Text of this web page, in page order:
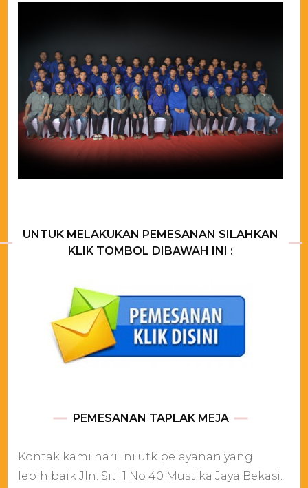
UNTUK MELAKUKAN PEMESANAN SILAHKAN
KLIK TOMBOL DIBAWAH INI :
PEMESANAN TAPLAK MEJA
Kontak kami hari ini utk pelayanan yang
lebih baik Jln. Siti 1 No 40 Mustika Jaya Bekasi.